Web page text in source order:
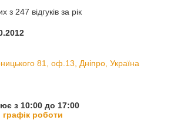
з 247 відгуків за рік
81, оф.13, Дніпро, Україна
з 10:00 до 17:00
графік роботи